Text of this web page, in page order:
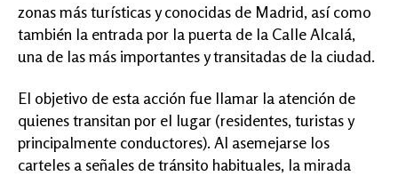
zonas más turísticas y conocidas de Madrid, así como
también la entrada por la puerta de la Calle Alcalá,
una de las más importantes y transitadas de la ciudad.
El objetivo de esta acción fue llamar la atención de
quienes transitan por el lugar (residentes, turistas y
principalmente conductores). Al asemejarse los
carteles a señales de tránsito habituales, la mirada